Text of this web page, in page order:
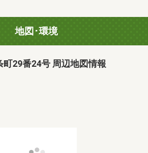
地図･環境
29番24号 周辺地図情報